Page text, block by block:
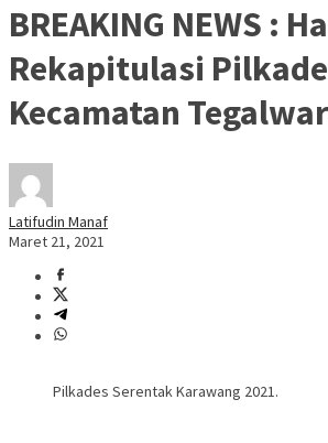
BREAKING NEWS :
Rekapitulasi
Kecamatan
Latifudin Manaf
Maret 21, 2021
Pilkades Serentak Karawang 2021.